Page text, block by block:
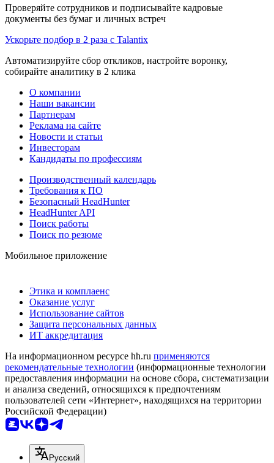
Проверяйте сотрудников и подписывайте кадровые
документы без бумаг и личных встреч
Ускорьте подбор в 2 раза с Talantix
Автоматизируйте сбор откликов, настройте воронку,
собирайте аналитику в 2 клика
О компании
Наши вакансии
Партнерам
Реклама на сайте
Новости и статьи
Инвесторам
Кандидаты по профессиям
Производственный календарь
Требования к ПО
Безопасный HeadHunter
HeadHunter API
Поиск работы
Поиск по резюме
Мобильное приложение
Этика и комплаенс
Оказание услуг
Использование сайтов
Защита персональных данных
ИТ аккредитация
На информационном ресурсе hh.ru применяются
рекомендательные технологии (информационные технологии
предоставления информации на основе сбора, систематизации
и анализа сведений, относящихся к предпочтениям
пользователей сети «Интернет», находящихся на территории
Российской Федерации)
Русский